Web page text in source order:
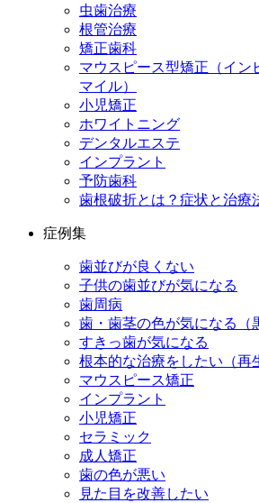
虫歯治療
根管治療
矯正歯科
マウスピース型矯正（イン
マイル）
小児矯正
ホワイトニング
デンタルエステ
インプラント
予防歯科
歯根破折とは？症状と治療
症例集
歯並びが良くない
子供の歯並びが気になる
歯周病
歯・歯茎の色が気になる（
すきっ歯が気になる
根本的な治療をしたい（再
マウスピース矯正
インプラント
小児矯正
セラミック
成人矯正
歯の色が悪い
見た目を改善したい